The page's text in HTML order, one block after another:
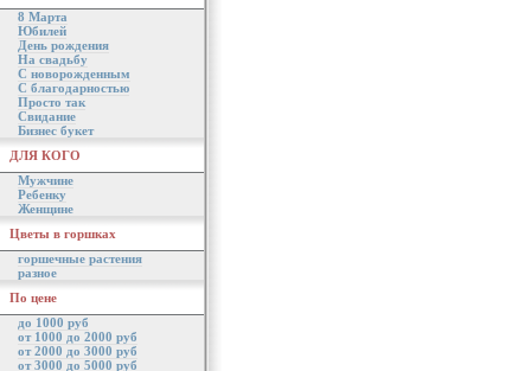
8 Марта
Юбилей
День рождения
На свадьбу
С новорожденным
С благодарностью
Просто так
Свидание
Бизнес букет
ДЛЯ КОГО
Мужчине
Ребенку
Женщине
Цветы в горшках
горшечные растения
разное
По цене
до 1000 руб
от 1000 до 2000 руб
от 2000 до 3000 руб
от 3000 до 5000 руб